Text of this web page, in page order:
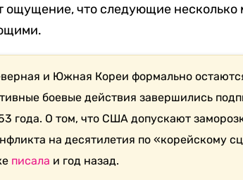
ощущение, что следующие несколько
и Южная Кореи формально
боевые действия завершились
года. О том, что США допускают
на десятилетия по «корейскому
писала и год назад.